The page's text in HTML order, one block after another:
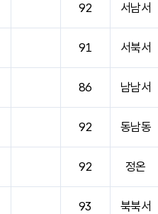
92 서남서
91 서북서
86 남남서
92 동남동
92 정온
93 북북서